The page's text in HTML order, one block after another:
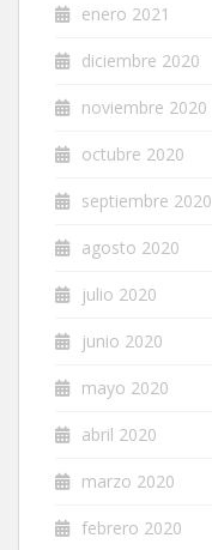
enero 2021
diciembre 2020
noviembre 2020
octubre 2020
septiembre 2020
agosto 2020
julio 2020
junio 2020
mayo 2020
abril 2020
marzo 2020
febrero 2020